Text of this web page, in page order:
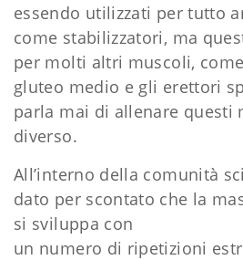
essendo utilizzati per tutto
come stabilizzatori, ma
per molti altri muscoli,
gluteo medio e gli erettori
parla mai di allenare questi
diverso.
All’interno della comunità
dato per scontato che la
si sviluppa con
un numero di ripetizioni